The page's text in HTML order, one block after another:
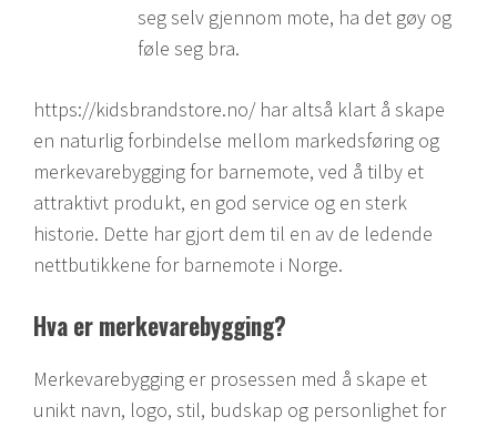
seg selv gjennom mote, ha det gøy og
føle seg bra.
https://kidsbrandstore.no/ har altså klart å skape
en naturlig forbindelse mellom markedsføring og
merkevarebygging for barnemote, ved å tilby et
attraktivt produkt, en god service og en sterk
historie. Dette har gjort dem til en av de ledende
nettbutikkene for barnemote i Norge.
Hva er merkevarebygging?
Merkevarebygging er prosessen med å skape et
unikt navn, logo, stil, budskap og personlighet for